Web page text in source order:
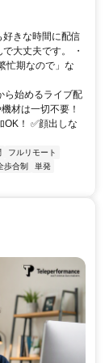
きな時間に配信
大丈夫です。 ・
忙期なので」な
ら始めるライブ配
材は一切不要！
！ ✅顔出しな
フルリモート
歩合制
単発